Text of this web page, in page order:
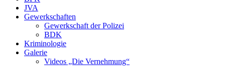
JVA
Gewerkschaften
Gewerkschaft der Polizei
BDK
Kriminologie
Galerie
Videos „Die Vernehmung“